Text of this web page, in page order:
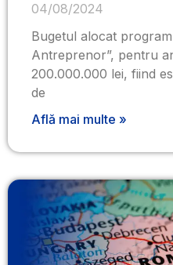
04/08/2024
Bugetul alocat
Antreprenor”, pentru
200.000.000 lei, fiind
de
Află mai multe »